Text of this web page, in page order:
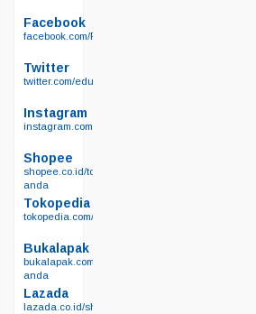
Facebook
facebook.com/Permainanedukasi.net
Twitter
twitter.com/edukasisby
Instagram
instagram.com/permainan_edukasi_surabaya/
Shopee
shopee.co.id/toko-
anda
Tokopedia
tokopedia.com/edutoyssurabaya
Bukalapak
bukalapak.com/lapak-
anda
Lazada
lazada.co.id/shop/toko-